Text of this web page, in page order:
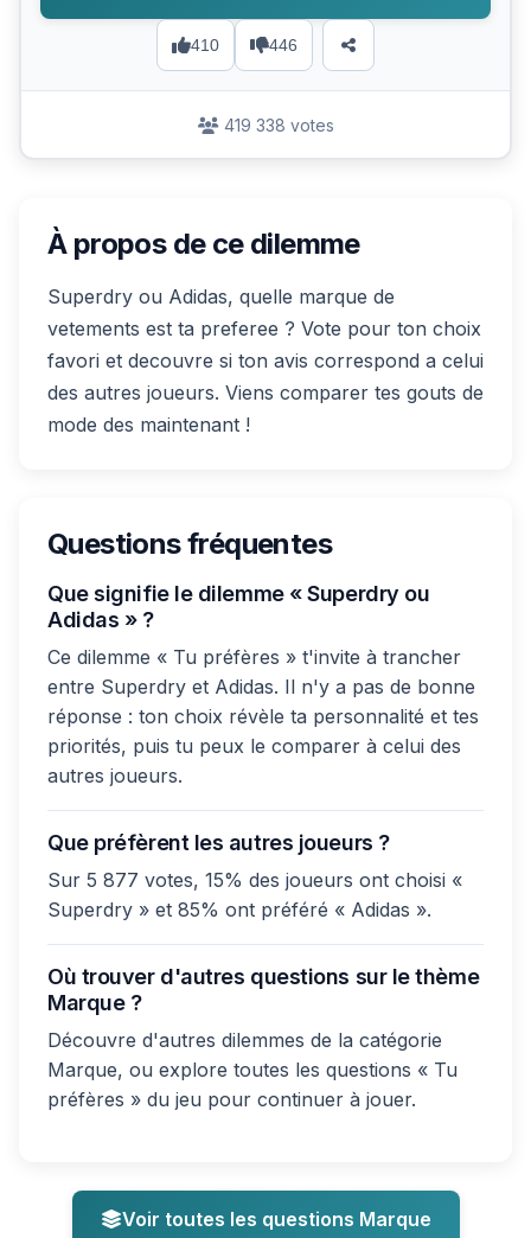
410 446
419 338 votes
À propos de ce dilemme
Superdry ou Adidas, quelle marque de
vetements est ta preferee ? Vote pour ton choix
favori et decouvre si ton avis correspond a celui
des autres joueurs. Viens comparer tes gouts de
mode des maintenant !
Questions fréquentes
Que signifie le dilemme « Superdry ou
Adidas » ?
Ce dilemme « Tu préfères » t'invite à trancher
entre Superdry et Adidas. Il n'y a pas de bonne
réponse : ton choix révèle ta personnalité et tes
priorités, puis tu peux le comparer à celui des
autres joueurs.
Que préfèrent les autres joueurs ?
Sur 5 877 votes, 15% des joueurs ont choisi «
Superdry » et 85% ont préféré « Adidas ».
Où trouver d'autres questions sur le thème
Marque ?
Découvre d'autres dilemmes de la catégorie
Marque, ou explore toutes les questions « Tu
préfères » du jeu pour continuer à jouer.
Voir toutes les questions Marque